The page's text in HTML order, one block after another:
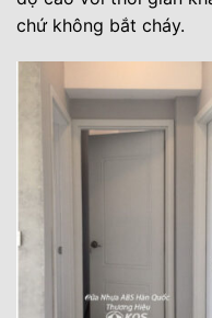
chứ không bắt cháy.